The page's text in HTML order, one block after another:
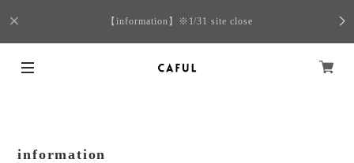
【information】※1/31 site close
information